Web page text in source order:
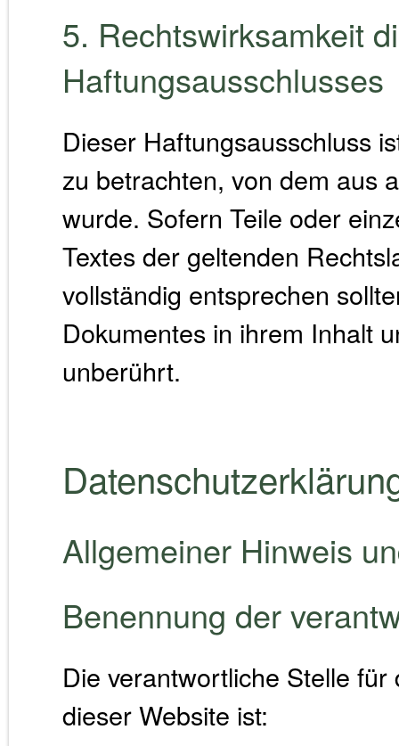
5. Rechtswirksamkeit
Haftungsausschlusses
Dieser Haftungsausschluss
zu betrachten, von dem aus
wurde. Sofern Teile oder
Textes der geltenden
vollständig entsprechen
Dokumentes in ihrem Inhalt
unberührt.
Allgemeiner Hinweis
Benennung der
Die verantwortliche Stelle
dieser Website ist: